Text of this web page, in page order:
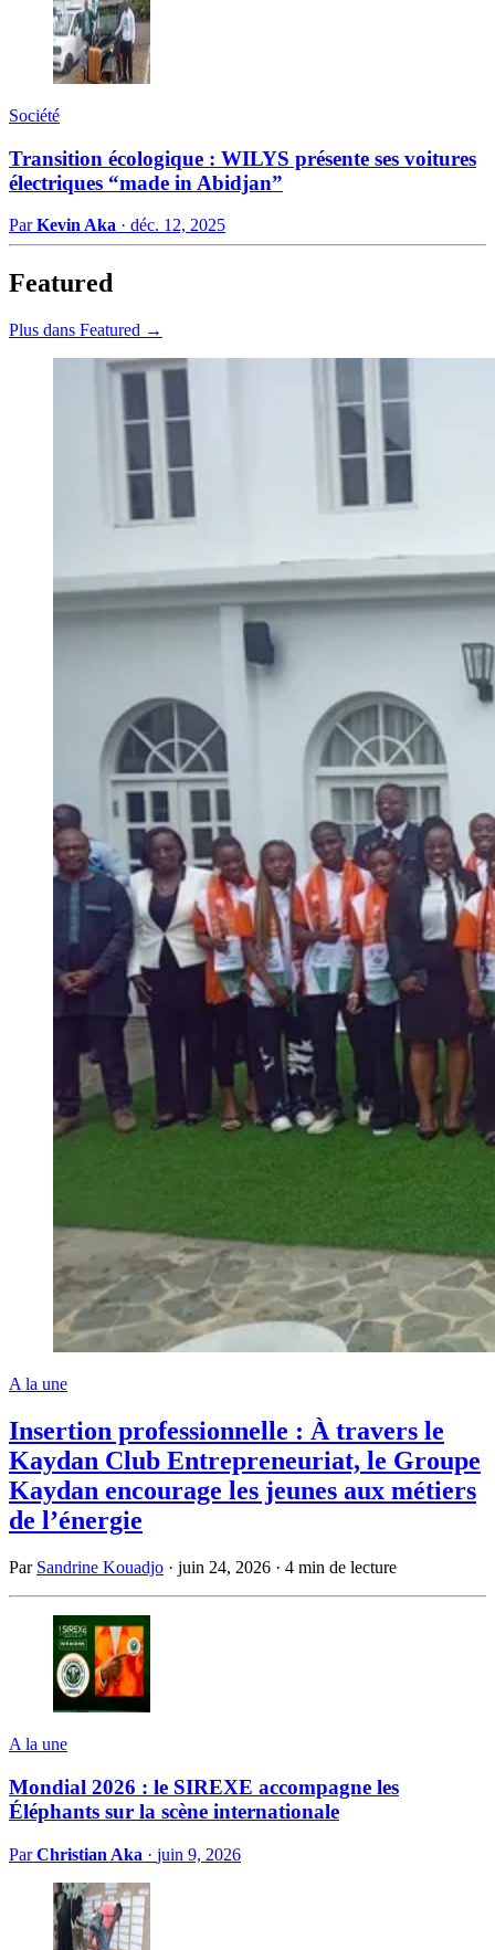
Société
Transition écologique : WILYS présente ses voitures
électriques “made in Abidjan”
ParKevin Aka · déc. 12, 2025
Featured
Plus dans Featured →
A la une
Insertion professionnelle : À travers le
Kaydan Club Entrepreneuriat, le Groupe
Kaydan encourage les jeunes aux métiers
de l’énergie
Par Sandrine Kouadjo · juin 24, 2026 · 4 min de lecture
A la une
Mondial 2026 : le SIREXE accompagne les
Éléphants sur la scène internationale
ParChristian Aka · juin 9, 2026